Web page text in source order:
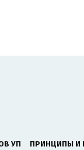
УП ПРИНЦИПЫ И